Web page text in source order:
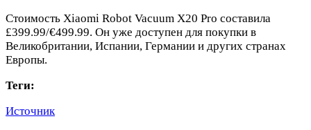
Стоимость Xiaomi Robot Vacuum X20 Pro составила
£399.99/€499.99. Он уже доступен для покупки в
Великобритании, Испании, Германии и других странах
Европы.
Теги:
Источник